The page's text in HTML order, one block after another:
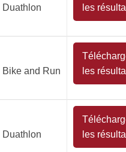
Duathlon
les
Bike and Run
les
Duathlon
les